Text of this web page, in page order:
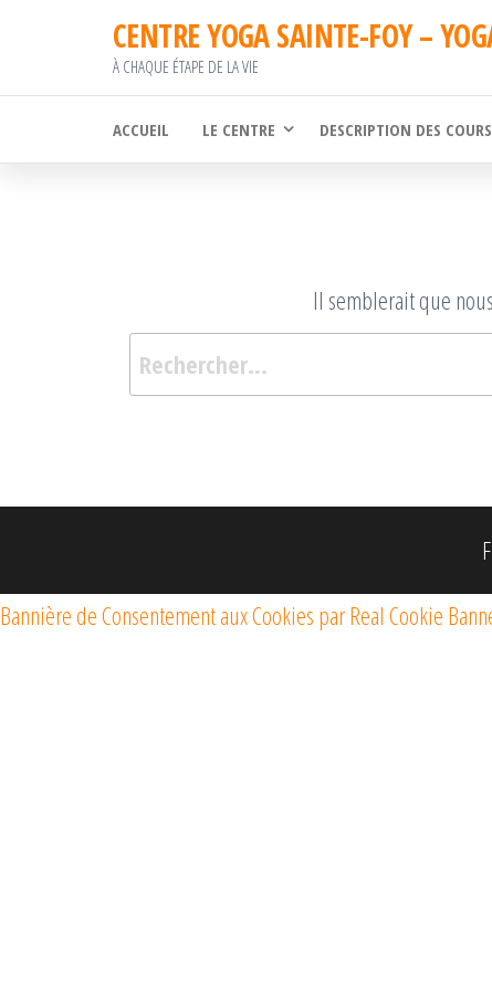
contenu
CENTRE YOGA SAINTE-FOY –
À CHAQUE ÉTAPE DE LA VIE
ACCUEIL LE CENTRE DESCRIPTION DES COURS
Il semblerait que
Bannière de Consentement aux Cookies par Real Cookie